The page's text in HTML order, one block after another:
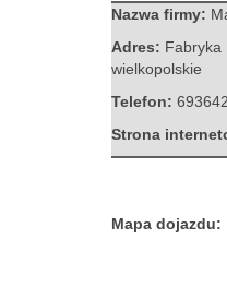
Nazwa firmy:
Adres: Fabryka
wielkopolskie
Telefon:
Strona
Mapa dojazdu: